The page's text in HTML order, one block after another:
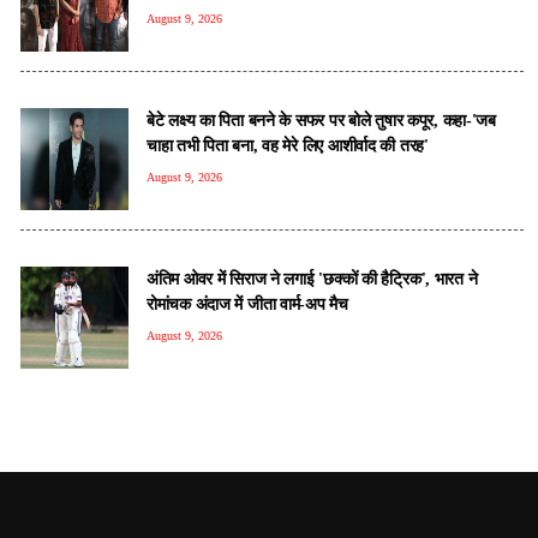
August 9, 2026
बेटे लक्ष्य का पिता बनने के सफर पर बोले तुषार कपूर, कहा-'जब
चाहा तभी पिता बना, वह मेरे लिए आशीर्वाद की तरह'
August 9, 2026
अंतिम ओवर में सिराज ने लगाई 'छक्कों की हैट्रिक', भारत ने
रोमांचक अंदाज में जीता वार्म-अप मैच
August 9, 2026